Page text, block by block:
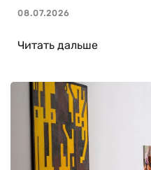
08.07.2026
Читать дальше